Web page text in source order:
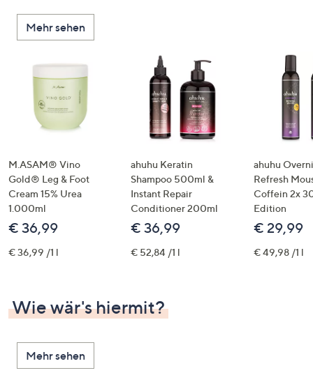
Mehr sehen
M.ASAM® Vino
Gold® Leg & Foot
Cream 15% Urea
1.000ml
€ 36,99
€ 36,99 /1 l
ahuhu Keratin
Shampoo 500ml &
Instant Repair
Conditioner 200ml
€ 36,99
€ 52,84 /1 l
ahuhu
Refresh
Coffein 2x
Edition
€ 29,99
€ 49,98 /1 l
Wie wär's hiermit?
Mehr sehen